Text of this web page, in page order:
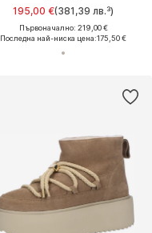
195,00 €(381,39 лв.³)
Първоначално: 219,00 €
Последна най-ниска цена:175,50 €